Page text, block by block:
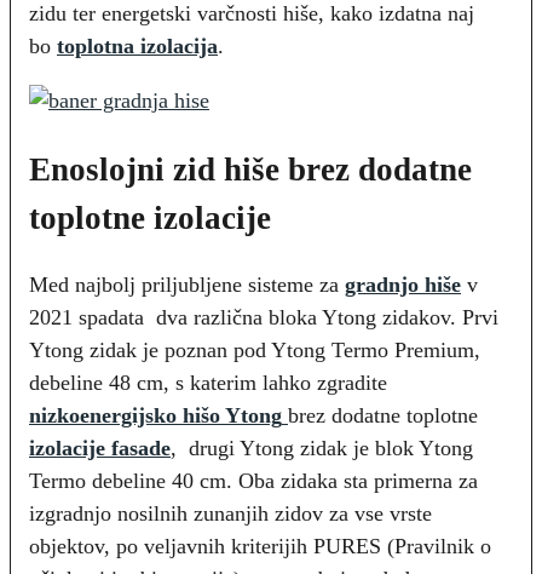
zidu ter energetski varčnosti hiše, kako izdatna naj
bo toplotna izolacija.
Enoslojni zid hiše brez dodatne
toplotne izolacije
Med najbolj priljubljene sisteme za gradnjo hiše v
2021 spadata dva različna bloka Ytong zidakov. Prvi
Ytong zidak je poznan pod Ytong Termo Premium,
debeline 48 cm, s katerim lahko zgradite
nizkoenergijsko hišo Ytong brez dodatne toplotne
izolacije fasade, drugi Ytong zidak je blok Ytong
Termo debeline 40 cm. Oba zidaka sta primerna za
izgradnjo nosilnih zunanjih zidov za vse vrste
objektov, po veljavnih kriterijih PURES (Pravilnik o